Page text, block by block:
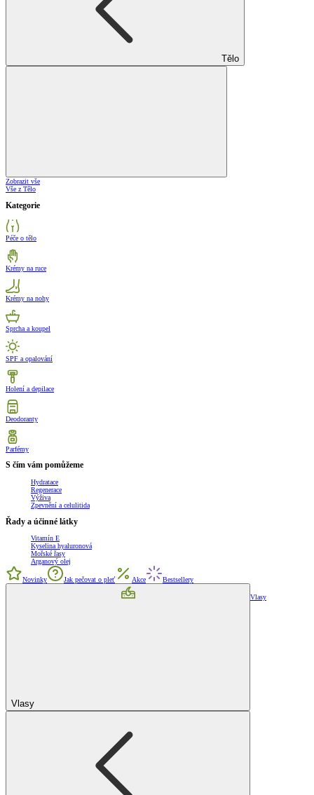
Tělo
Zobrazit vše
Vše z Tělo
Kategorie
Péče o tělo
Krémy na ruce
Krémy na nohy
Sprcha a koupel
SPF a opalování
Holení a depilace
Deodoranty
Parfémy
S čím vám pomůžeme
Hydratace
Regenerace
Výživa
Zpevnění a celulitida
Řady a účinné látky
Vitamín E
Kyselina hyaluronová
Mořské řasy
Arganový olej
Novinky Jak pečovat o pleť Akce Bestsellery
Vlasy
Vlasy